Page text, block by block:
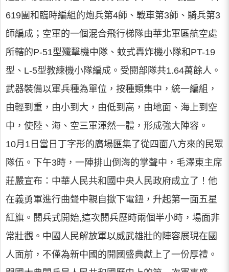
619團和臨時編組的炮兵第4師、戰車第3師、騎兵第3
師編成；空軍的一個混合飛行梯隊由華北軍區航空處
所轄的P-51型殲擊機中隊、蚊式轟炸機小隊和PT-19
型、L-5型教練機小隊編成。受閱部隊共1.64萬餘人。
武器裝備以軍兵種為單位，按種類集中，統一編組，
由輕到重，由小到大，由低到高，由地面、海上到空
中，使陸、海、空三軍渾然一體，形成強大陣容。
10月1日當日丁字形的廣場匯集了從四面八方來的民眾
隊伍。下午3時，一陣排山倒海的掌聲中，毛澤東主席
莊嚴宣布：中華人民共和國中央人民政府成立了！他
在義勇軍進行曲聲中親自撳下電鈕，升起第一面五星
紅旗。閱兵式開始,這次閱兵歷時兩個半小時，場面非
常壯觀。中國人民解放軍以威武雄壯的陣容展現在國
人面前，不僅為新中國的開國盛典獻上了一份厚禮。